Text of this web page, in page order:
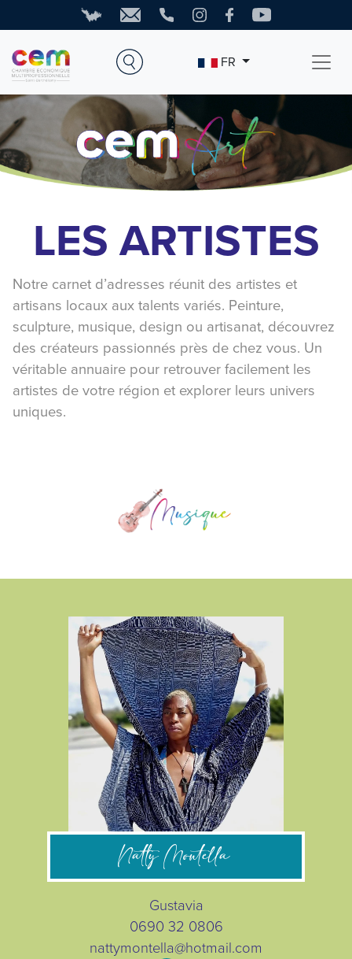
FR
LES ARTISTES
Notre carnet d’adresses réunit des artistes et
artisans locaux aux talents variés. Peinture,
sculpture, musique, design ou artisanat, découvrez
des créateurs passionnés près de chez vous. Un
véritable annuaire pour retrouver facilement les
artistes de votre région et explorer leurs univers
uniques.
Natty Montella
Gustavia
0690 32 0806
nattymontella@hotmail.com